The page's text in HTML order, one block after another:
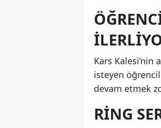
Kars
isteyen
devam etmek
RING